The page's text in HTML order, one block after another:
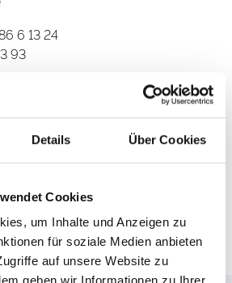
Details Über Cookies
Cookies
um Inhalte und Anzeigen zu
für soziale Medien anbieten
auf unsere Website zu
6 13 24
93
30.09.2026
: 't Harde